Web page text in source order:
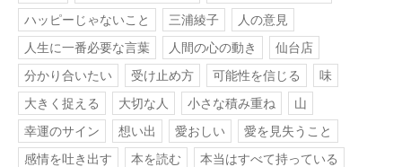
ハッピーじゃないこと
三浦綾子
人の意見
人生に一番必要な言葉
人間の心の動き
仙台店
分かり合いたい
受け止め方 可能性を信じる
味
大きく捉える
大切な人 小さな積み重ね
山
幸運のサイン
想い出 愛おしい
愛を見失うこと
感情を吐き出す
本を読む
本当はすべて持っている